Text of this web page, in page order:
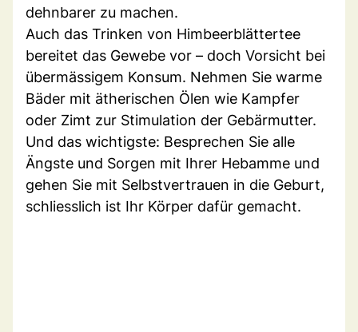
dehnbarer zu machen.
Auch das Trinken von Himbeerblättertee
bereitet das Gewebe vor – doch Vorsicht bei
übermässigem Konsum. Nehmen Sie warme
Bäder mit ätherischen Ölen wie Kampfer
oder Zimt zur Stimulation der Gebärmutter.
Und das wichtigste: Besprechen Sie alle
Ängste und Sorgen mit Ihrer Hebamme und
gehen Sie mit Selbstvertrauen in die Geburt,
schliesslich ist Ihr Körper dafür gemacht.